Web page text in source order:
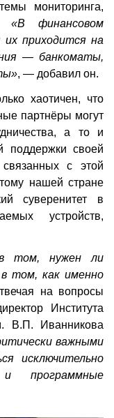
мониторинга,
«В финансовом
приходится на
— банкоматы,
, — добавил он.
хаотичен, что
партнёры могут
а то и
поддержки своей
с этой
нашей стране
суверенитет в
устройств,
в том, нужен ли
в том, как именно
на вопросы
Института
В.П. Иванникова
важными
исключительно
программные